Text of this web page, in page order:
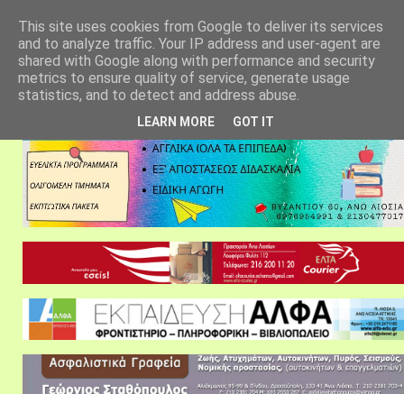
This site uses cookies from Google to deliver its services
and to analyze traffic. Your IP address and user-agent are
shared with Google along with performance and security
metrics to ensure quality of service, generate usage
statistics, and to detect and address abuse.
LEARN MORE GOT IT